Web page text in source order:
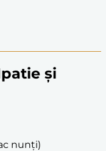
și
nunți)